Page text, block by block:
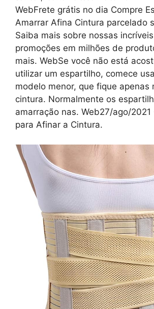
WebFrete grátis no dia Compre
Amarrar Afina Cintura parcelado
Saiba mais sobre nossas
promoções em milhões de
mais. WebSe você não está
utilizar um espartilho, comece
modelo menor, que fique apenas
cintura. Normalmente os
amarração nas. Web27/ago/
para Afinar a Cintura.